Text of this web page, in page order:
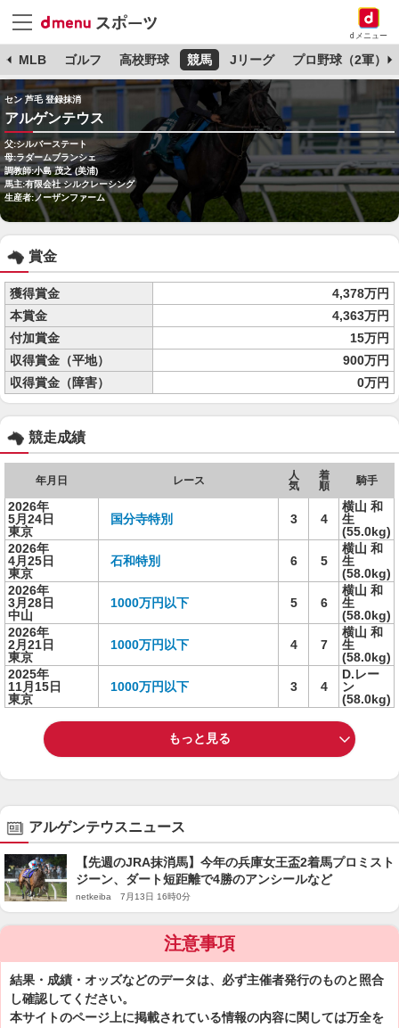
dメニュー
MLB ゴルフ 高校野球 競馬 Jリーグ プロ野球（2軍）
セン 芦毛 登録抹消
アルゲンテウス
父:シルバーステート
母:ラダームブランシェ
調教師:小島 茂之 (美浦)
馬主:有限会社 シルクレーシング
生産者:ノーザンファーム
賞金
獲得賞金
4,378万円
本賞金
4,363万円
付加賞金
15万円
収得賞金（平地）
900万円
収得賞金（障害）
0万円
競走成績
年月日 レース
人
気
着
順
騎手
2026年
5月24日
東京
国分寺特別 3 4
横山 和
生
(55.0kg)
2026年
4月25日
東京
石和特別 6 5
横山 和
生
(58.0kg)
2026年
3月28日
中山
1000万円以下 5 6
横山 和
生
(58.0kg)
2026年
2月21日
東京
1000万円以下 4 7
横山 和
生
(58.0kg)
2025年
11月15日
東京
1000万円以下 3 4
D.レー
ン
(58.0kg)
もっと見る
アルゲンテウスニュース
【先週のJRA抹消馬】今年の兵庫女王盃2着馬プロミスト
ジーン、ダート短距離で4勝のアンシールなど
netkeiba 7月13日 16時0分
注意事項
結果・成績・オッズなどのデータは、必ず主催者発行のものと照合
し確認してください。
本サイトのページ上に掲載されている情報の内容に関しては万全を